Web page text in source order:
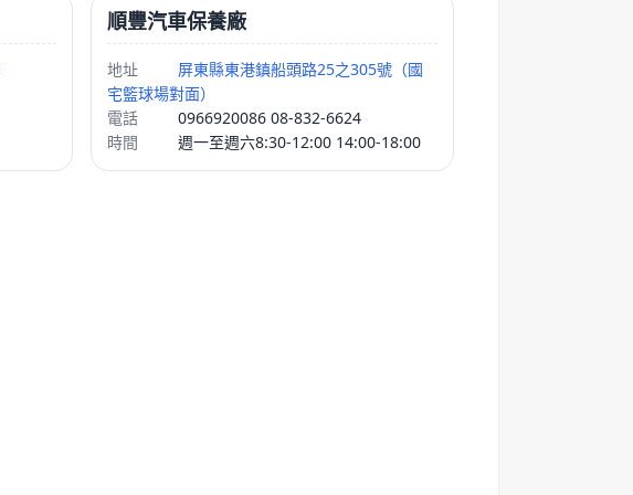
順豐汽車保養廠
地址
屏東縣東港鎮船頭路25之305號（國
宅籃球場對面）
電話
0966920086 08-832-6624
時間
週一至週六8:30-12:00 14:00-18:00